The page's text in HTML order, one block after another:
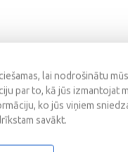
lai nodrošinātu
par to, kā jūs izmantojat
ko jūs viņiem
savākt.